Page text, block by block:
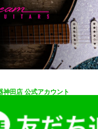
神田店 公式アカウント